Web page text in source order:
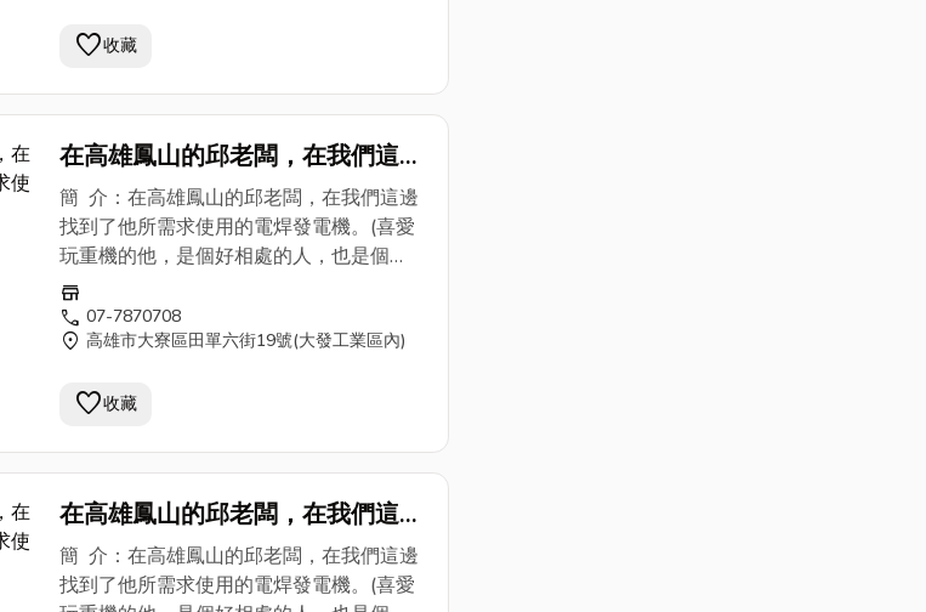
老闆從事的是消防系統/空調系統/配管工
楠梓加工區的廠房做消防工程。如果有以
邊有邱老闆的聯繫方式，提供給各位朋友
參考。)
favorite收藏
在高雄鳳山的邱老闆，在我們這邊
找到了他所需求使用的電焊發電
機。
簡 介：在高雄鳳山的邱老闆，在我們這邊
找到了他所需求使用的電焊發電機。(喜愛
玩重機的他，是個好相處的人，也是個
YAMAHA的愛車迷，對於車子上的保養更
是專業。我想SHINDAIWA 新大和
EGW150M是他的選擇之外，使用上的保
老闆從事的是消防系統/空調系統/配管工
楠梓加工區的廠房做消防工程。如果有以
邊有邱老闆的聯繫方式，提供給各位朋友
參考。)
store
call 07-7870708
location_on 高雄市大寮區田單六街19號(大發工業區內)
favorite收藏
在高雄鳳山的邱老闆，在我們這邊
找到了他所需求使用的電焊發電
機。
簡 介：在高雄鳳山的邱老闆，在我們這邊
找到了他所需求使用的電焊發電機。(喜愛